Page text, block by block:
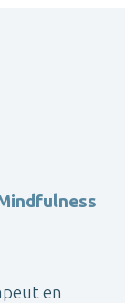
en